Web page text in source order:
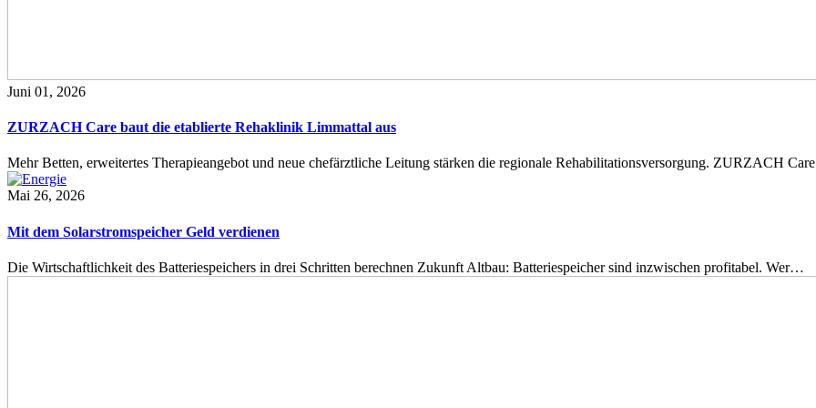
Juni 01, 2026
ZURZACH Care baut die etablierte Rehaklinik Limmattal aus
Mehr Betten, erweitertes Therapieangebot und neue chefärztliche Leitung stärken die regionale Rehabilitationsversorgung. ZURZACH
Mai 26, 2026
Mit dem Solarstromspeicher Geld verdienen
Die Wirtschaftlichkeit des Batteriespeichers in drei Schritten berechnen Zukunft Altbau: Batteriespeicher sind inzwischen profitabel. Wer…